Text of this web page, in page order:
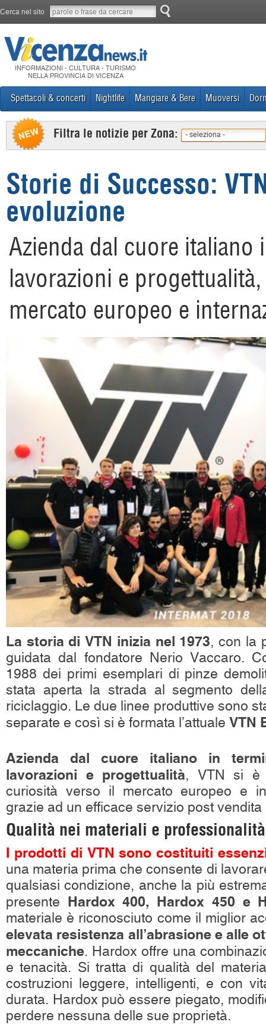
Cerca nel sito
INFORMAZIONI - CULTURA - TURISMO
NELLA PROVINCIA DI VICENZA
Spettacoli & concerti Nightlife Mangiare & Bere Muoversi
Filtra le notizie per Zona: - seleziona -
Storie di Successo:
evoluzione
Azienda dal cuore
lavorazioni e
mercato europeo e
La storia di VTN inizia nel 1973, con la
guidata dal fondatore Nerio Vaccaro.
1988 dei primi esemplari di pinze
stata aperta la strada al segmento
riciclaggio. Le due linee produttive sono
separate e così si è formata l’attuale VTN
Azienda dal cuore italiano in
lavorazioni e progettualità, VTN si è
curiosità verso il mercato europeo e
grazie ad un efficace servizio post
Qualità nei materiali e professionalità
I prodotti di VTN sono costituiti
una materia prima che consente di
qualsiasi condizione, anche la più
presente Hardox 400, Hardox 450 e
materiale è riconosciuto come il miglior
elevata resistenza all’abrasione e alle
meccaniche. Hardox offre una
e tenacità. Si tratta di qualità del
costruzioni leggere, intelligenti, e con
durata. Hardox può essere piegato,
perdere nessuna delle sue proprietà.